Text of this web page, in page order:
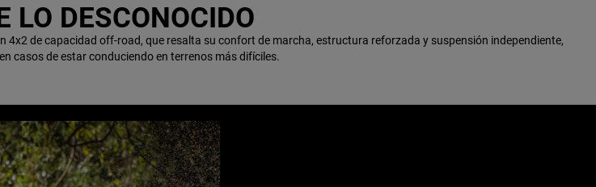
LO DESCONOCIDO
4x2 de capacidad off-road, que resalta su confort de marcha, estructura reforzada y suspensión independiente,
casos de estar conduciendo en terrenos más difíciles.